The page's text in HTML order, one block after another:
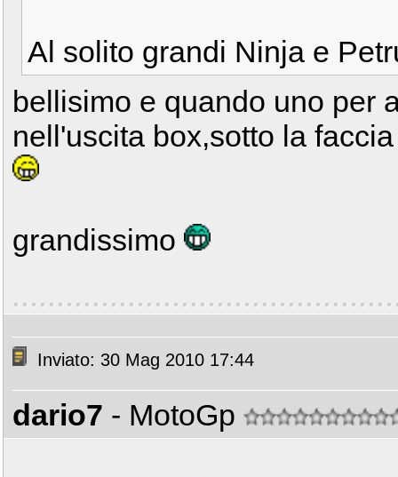
Al solito grandi Ninja e
bellisimo e quando uno per
nell'uscita box,sotto la
grandissimo
Inviato: 30 Mag 2010 17:44
dario7 - MotoGp